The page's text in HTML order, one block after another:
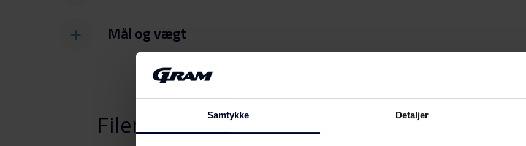
Samtykke Detaljer
Mål og vægt
FilerDownload